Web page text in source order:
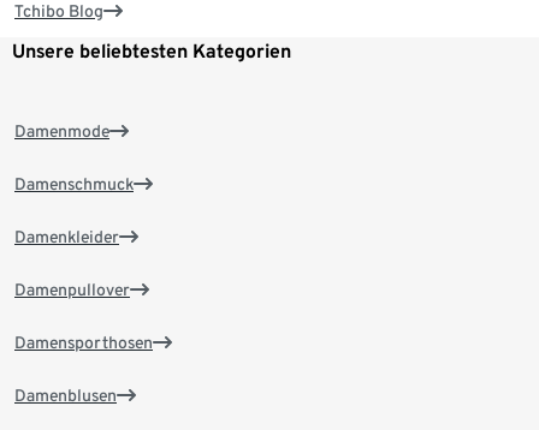
Tchibo Blog
Unsere beliebtesten Kategorien
Damenmode
Damenschmuck
Damenkleider
Damenpullover
Damensporthosen
Damenblusen